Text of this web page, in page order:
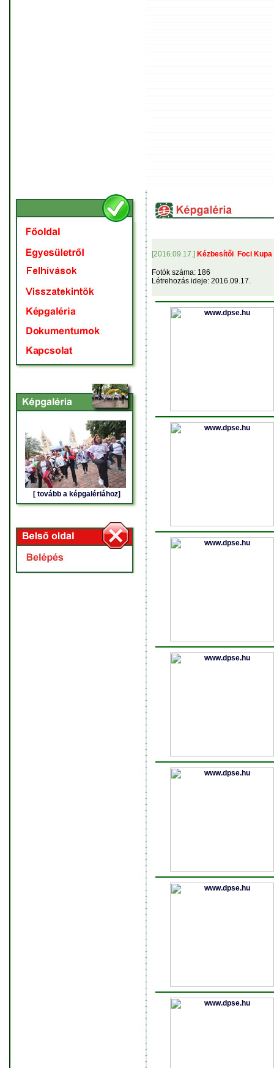
[ tovább a képgalériához]
[2016.09.17.] Kézbesítői Foci
Fotók száma: 186
Létrehozás ideje: 2016.09.17.